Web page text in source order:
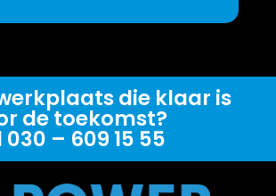
die klaar is
de toekomst?
030 – 609 15 55